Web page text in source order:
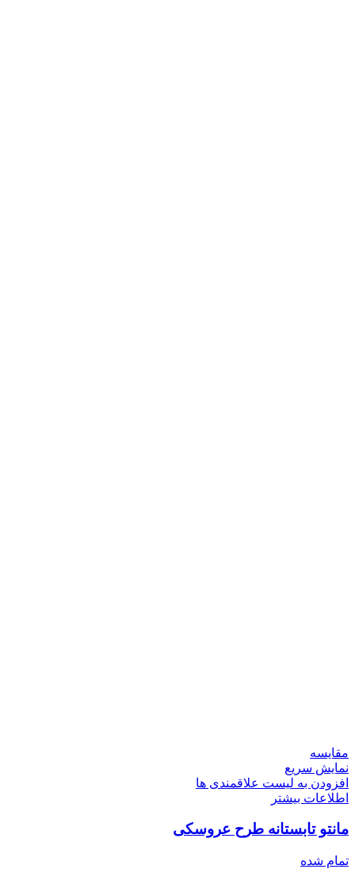
مقایسه
نمایش سریع
افزودن به لیست علاقمندی ها
اطلاعات بیشتر
مانتو تابستانه طرح عروسکی
تمام شده